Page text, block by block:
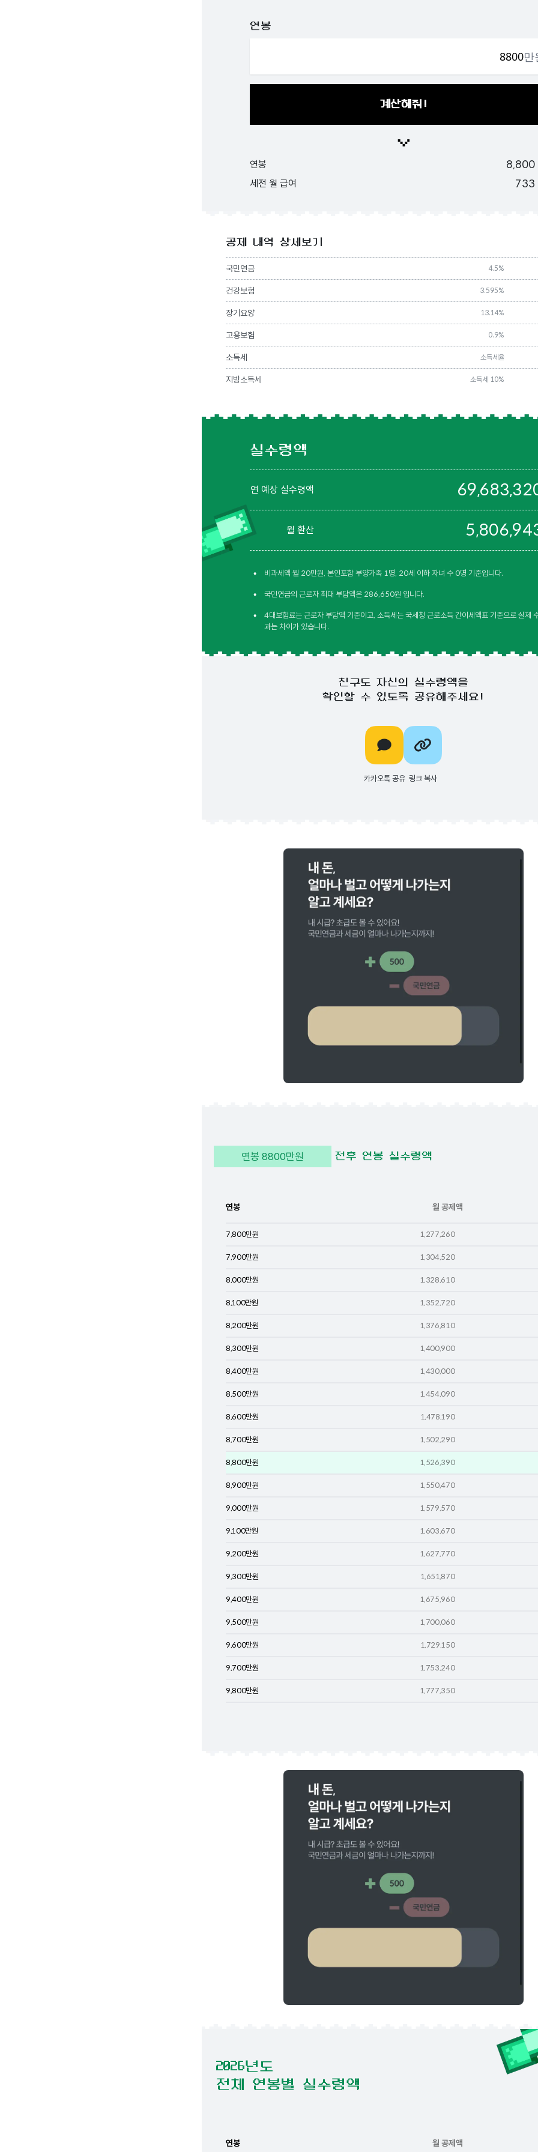
연봉
만
계산해줘!
연봉 8,800
세전 월 급여 733
공제 내역 상세보기
국민연금 4.5%
건강보험 3.595%
장기요양 13.14%
고용보험 0.9%
소득세 소득세율
지방소득세 소득세 10%
실수령액
연 예상 실수령액
월 환산
• 비과세액 월 20만원, 본인포함 부양가족 1명, 20세 이하 자녀 수 0명 기준입니다.
• 국민연금의 근로자 최대 부담액은 286,650원 입니다.
•
4대보험료는 근로자 부담액 기준이고, 소득세는 국세청 근로소득 간이세액표 기준으로 실제
과는 차이가 있습니다.
친구도 자신의 실수령액을
확인할 수 있도록 공유해주세요!
카카오톡 공유 링크 복사
연봉 8800만원 전후 연봉 실수령액
연봉 월 공제액
7,800만원 1,277,260
7,900만원 1,304,520
8,000만원 1,328,610
8,100만원 1,352,720
8,200만원 1,376,810
8,300만원 1,400,900
8,400만원 1,430,000
8,500만원 1,454,090
8,600만원 1,478,190
8,700만원 1,502,290
8,800만원 1,526,390
8,900만원 1,550,470
9,000만원 1,579,570
9,100만원 1,603,670
9,200만원 1,627,770
9,300만원 1,651,870
9,400만원 1,675,960
9,500만원 1,700,060
9,600만원 1,729,150
9,700만원 1,753,240
9,800만원 1,777,350
2026년도
전체 연봉별 실수령액
연봉 월 공제액